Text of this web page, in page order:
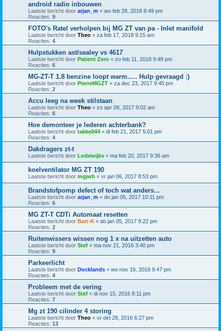
android radio inbouwen
Laatste bericht door arjan_m « wo feb 28, 2018 8:49 pm
Reacties: 9
FOTO's Ratel verholpen bij MG ZT van pa - Inlet manifold
Laatste bericht door Theo « za feb 17, 2018 9:15 am
Reacties: 4
Hulpstukken ast/sealey vs 4617
Laatste bericht door Patient Zero « zo feb 11, 2018 9:48 pm
Reacties: 6
MG-ZT-T 1.8 benzine loopt warm..... Hulp gevraagd :)
Laatste bericht door PierreMGZT « za dec 23, 2017 9:45 pm
Reacties: 2
Accu leeg na week stilstaan
Laatste bericht door Theo « zo apr 09, 2017 9:02 am
Reacties: 6
Hoe demonteer je lederen achterbank?
Laatste bericht door takke044 « di feb 21, 2017 5:01 pm
Reacties: 4
Dakdragers zt-t
Laatste bericht door Lodewijks « ma feb 20, 2017 9:36 am
koelventilator MG ZT 190
Laatste bericht door mgjwh « vr jan 06, 2017 8:53 pm
Brandstofpomp defect of toch wat anders...
Laatste bericht door arjan_m « do jan 05, 2017 10:11 pm
Reacties: 6
MG ZT-T CDTi Automaat resetten
Laatste bericht door Bart-K « do jan 05, 2017 9:22 pm
Reacties: 2
Ruitenwissers wissen nog 1 x na uitzetten auto
Laatste bericht door Stef « ma nov 21, 2016 3:40 pm
Reacties: 9
Parkeerlicht
Laatste bericht door Docklands « wo nov 16, 2016 9:47 pm
Reacties: 4
Probleem met de vering
Laatste bericht door Stef « di nov 15, 2016 8:11 pm
Reacties: 7
Mg zt 190 cilinder 4 storing
Laatste bericht door Theo « vr okt 28, 2016 6:27 pm
Reacties: 13